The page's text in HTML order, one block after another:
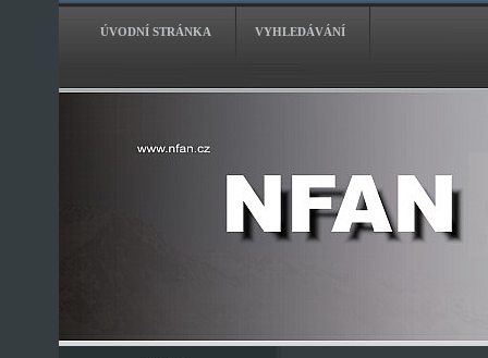
ÚVODNÍ STRÁNKA VYHLEDÁVÁNÍ